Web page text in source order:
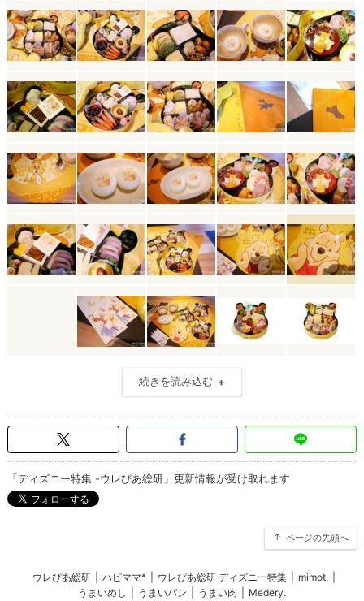
続きを読み込む
「ディズニー特集 -ウレぴあ総研」更新情報が受け取れます
ページの先頭へ
ウレぴあ総研 ハピママ* ウレぴあ総研 ディズニー特集 mimot.
うまいめし
うまいパン うまい肉 Medery.